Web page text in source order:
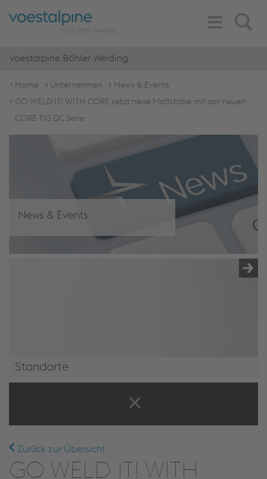
Search
Toggle
Navigation
voestalpine Böhler Welding
Home Unternehmen
News & Events
GO WELD IT! WITH CORE setzt neue Maßstäbe mit der neuen
CORE TIG DC Serie
News & Events
Standorte
Zurück zur Übersicht
GO WELD IT! WITH